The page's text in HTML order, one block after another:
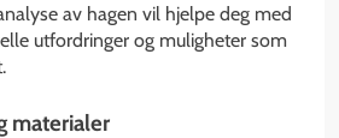
av hagen vil hjelpe deg med
utfordringer og muligheter som
materialer